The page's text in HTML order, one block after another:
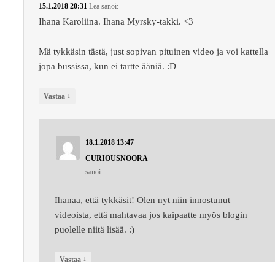
15.1.2018 20:31 Lea sanoi:
Ihana Karoliina. Ihana Myrsky-takki. <3
Mä tykkäsin tästä, just sopivan pituinen video ja voi kattella
jopa bussissa, kun ei tartte ääniä. :D
Vastaa ↓
18.1.2018 13:47
CURIOUSNOORA
sanoi:
Ihanaa, että tykkäsit! Olen nyt niin innostunut
videoista, että mahtavaa jos kaipaatte myös blogin
puolelle niitä lisää. :)
Vastaa ↓